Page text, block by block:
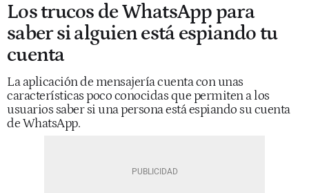
Los trucos de WhatsApp para
saber si alguien está espiando tu
cuenta
La aplicación de mensajería cuenta con unas
características poco conocidas que permiten a los
usuarios saber si una persona está espiando su cuenta
de WhatsApp.